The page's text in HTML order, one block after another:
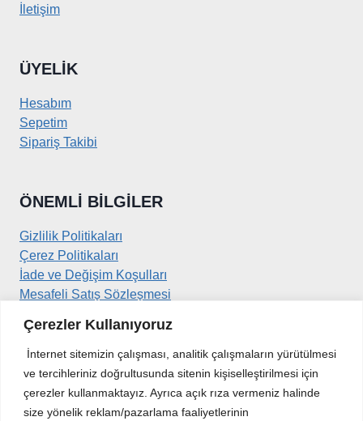
Çerezler Kullanıyoruz
İnternet sitemizin çalışması, analitik çalışmaların yürütülmesi
ve tercihleriniz doğrultusunda sitenin kişiselleştirilmesi için
çerezler kullanmaktayız. Ayrıca açık rıza vermeniz halinde
size yönelik reklam/pazarlama faaliyetlerinin
İletişim
ÜYELIK
Hesabım
Sepetim
Sipariş Takibi
ÖNEMLI BILGILER
Gizlilik Politikaları
Çerez Politikaları
İade ve Değişim Koşulları
Mesafeli Satış Sözleşmesi
İLETIŞIM
Kirazlıdere Mahallesi
Sancak Sokak No:30/1